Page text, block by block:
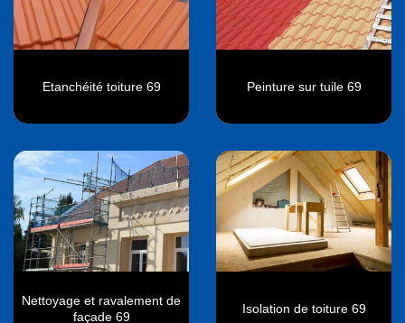
Etanchéité toiture 69 Peinture sur tuile 69
Nettoyage et ravalement de
façade 69
Isolation de toiture 69